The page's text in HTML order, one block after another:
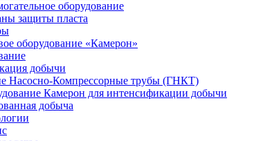
оборудование
защиты пласта
оборудование «Камерон»
добычи
Насосно-Компрессорные трубы (ГНКТ)
Камерон для интенсификации добычи
добыча